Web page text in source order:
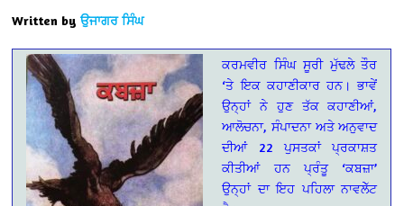
Written by ਉਜਾਗਰ ਸਿੰਘ
ਕਰਮਵੀਰ ਸਿੰਘ ਸੂਰੀ ਮੁੱਢਲੇ ਤੌਰ
‘ਤੇ ਇਕ ਕਹਾਣੀਕਾਰ ਹਨ। ਭਾਵੇਂ
ਉਨ੍ਹਾਂ ਨੇ ਹੁਣ ਤੱਕ ਕਹਾਣੀਆਂ,
ਆਲੋਚਨਾ, ਸੰਪਾਦਨਾ ਅਤੇ ਅਨੁਵਾਦ
ਦੀਆਂ 22 ਪੁਸਤਕਾਂ ਪ੍ਰਕਾਸ਼ਤ
ਕੀਤੀਆਂ ਹਨ ਪ੍ਰੰਤੂ ‘ਕਬਜ਼ਾ’
ਉਨ੍ਹਾਂ ਦਾ ਇਹ ਪਹਿਲਾ ਨਾਵਲੇੱਟ